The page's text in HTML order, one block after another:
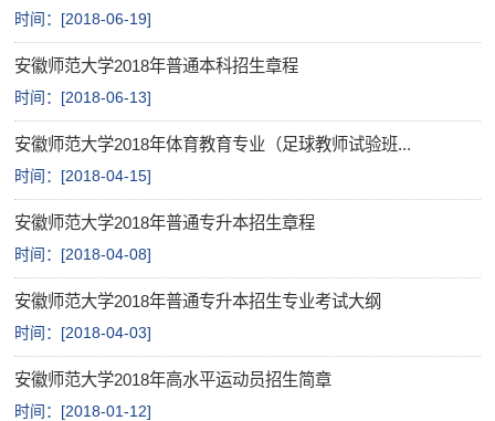
时间：[2018-06-19]
安徽师范大学2018年普通本科招生章程
时间：[2018-06-13]
安徽师范大学2018年体育教育专业（足球教师试验班...
时间：[2018-04-15]
安徽师范大学2018年普通专升本招生章程
时间：[2018-04-08]
安徽师范大学2018年普通专升本招生专业考试大纲
时间：[2018-04-03]
安徽师范大学2018年高水平运动员招生简章
时间：[2018-01-12]